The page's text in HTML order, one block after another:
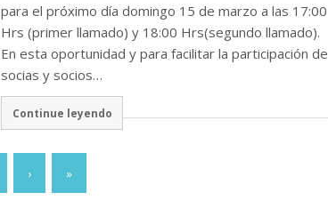
para el próximo día domingo 15 de marzo a las 17:00
Hrs (primer llamado) y 18:00 Hrs(segundo llamado).
En esta oportunidad y para facilitar la participación de
socias y socios…
Continue leyendo
› »